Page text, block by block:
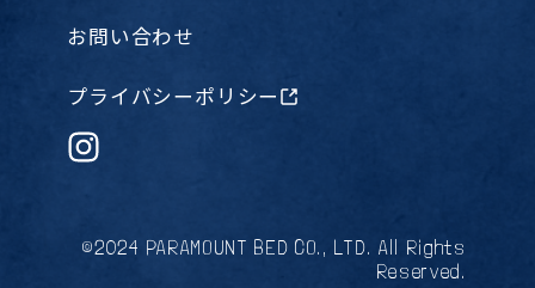
お問い合わせ
プライバシーポリシー
©2024 PARAMOUNT BED CO., LTD. All Rights
Reserved.